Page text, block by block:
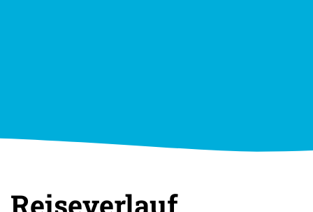
Reiseverlauf